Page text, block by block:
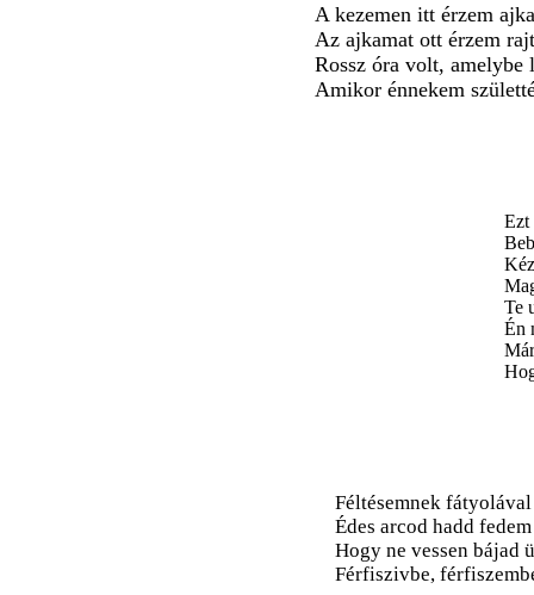
A kezemen itt érzem
Az ajkamat ott érzem
Rossz óra volt, amelybe
Amikor énnekem
Ezt
Te
Én
Féltésemnek fátyolával
Édes arcod hadd
Hogy ne vessen bájad
Férfiszivbe,